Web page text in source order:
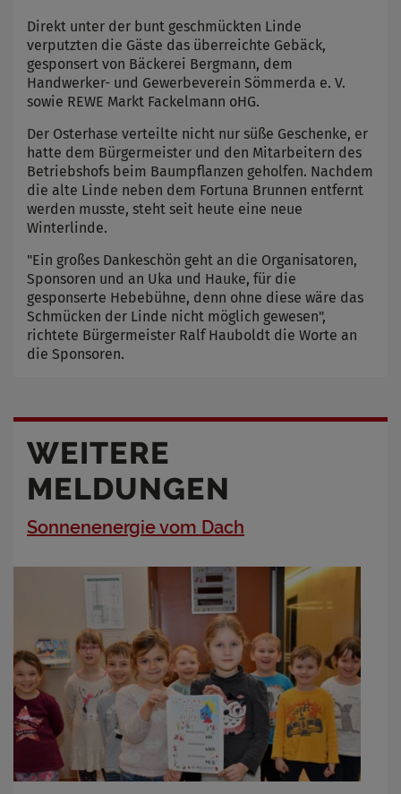
Direkt unter der bunt geschmückten Linde
verputzten die Gäste das überreichte Gebäck,
gesponsert von Bäckerei Bergmann, dem
Handwerker- und Gewerbeverein Sömmerda e. V.
sowie REWE Markt Fackelmann oHG.
Der Osterhase verteilte nicht nur süße Geschenke, er
hatte dem Bürgermeister und den Mitarbeitern des
Betriebshofs beim Baumpflanzen geholfen. Nachdem
die alte Linde neben dem Fortuna Brunnen entfernt
werden musste, steht seit heute eine neue
Winterlinde.
"Ein großes Dankeschön geht an die Organisatoren,
Sponsoren und an Uka und Hauke, für die
gesponserte Hebebühne, denn ohne diese wäre das
Schmücken der Linde nicht möglich gewesen",
richtete Bürgermeister Ralf Hauboldt die Worte an
die Sponsoren.
WEITERE
MELDUNGEN
Sonnenenergie vom Dach